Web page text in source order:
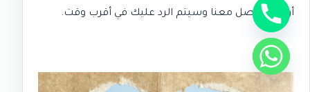
أو عبرتواصل معنا وسيتم الرد عليك في أقرب وقت.